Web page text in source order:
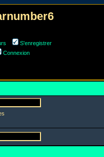
S'enregistrer
Connexion